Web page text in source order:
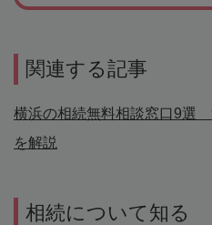
関連する記事
横浜の相続無料相談窓口9選
を解説
相続について知る